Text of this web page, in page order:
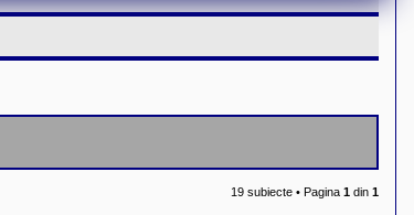
19 subiecte • Pagina 1 din 1